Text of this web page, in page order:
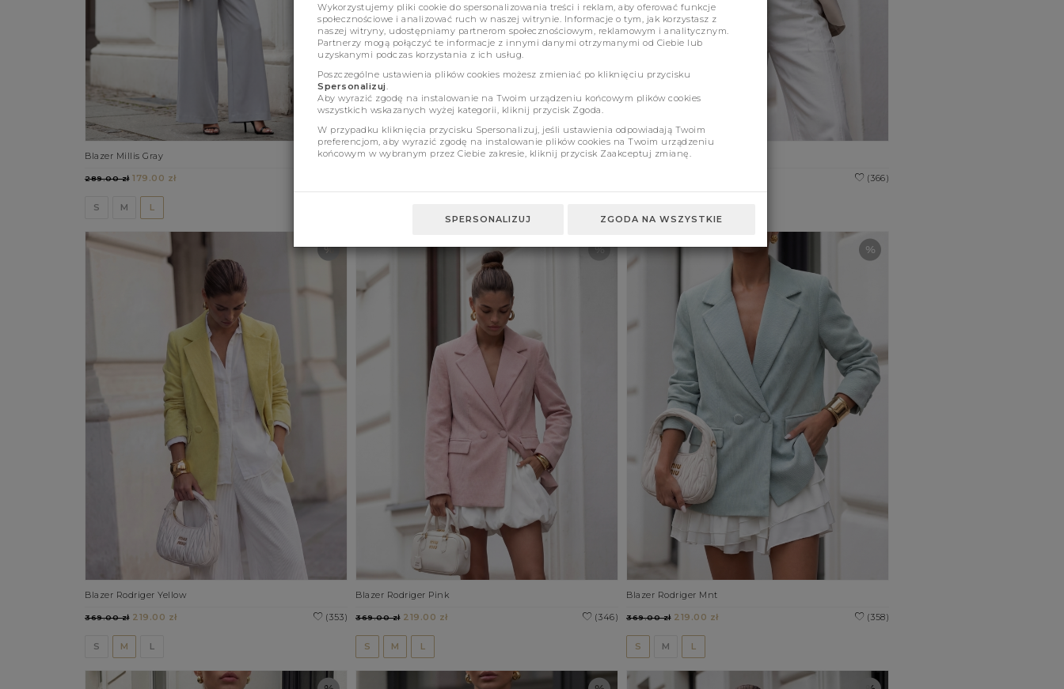
Blazer Millis Gray
289.00 zł179.00 zł
S M L
Blazer Claressa Powder
Blazer Claressa Beige
(366)
Blazer Rodriger Yellow
(353)
369.00 zł219.00 zł
S M L
Blazer Rodriger Pink
(346)
369.00 zł219.00 zł
S M L
Blazer Rodriger Mnt
(358)
369.00 zł219.00 zł
S M L
Wykorzystujemy pliki cookie do spersonalizowania treści i reklam, aby oferować funkcje
społecznościowe i analizować ruch w naszej witrynie. Informacje o tym, jak korzystasz z
naszej witryny, udostępniamy partnerom społecznościowym, reklamowym i analitycznym.
Partnerzy mogą połączyć te informacje z innymi danymi otrzymanymi od Ciebie lub
uzyskanymi podczas korzystania z ich usług.
Poszczególne ustawienia plików cookies możesz zmieniać po kliknięciu przycisku
Spersonalizuj
Aby wyrazić zgodę na instalowanie na Twoim urządzeniu końcowym plików cookies
wszystkich wskazanych wyżej kategorii, kliknij przycisk Zgoda.
W przypadku kliknięcia przycisku Spersonalizuj, jeśli ustawienia odpowiadają Twoim
preferencjom, aby wyrazić zgodę na instalowanie plików cookies na Twoim urządzeniu
końcowym w wybranym przez Ciebie zakresie, kliknij przycisk Zaakceptuj zmianę.
SPERSONALIZUJ ZGODA NA WSZYSTKIE